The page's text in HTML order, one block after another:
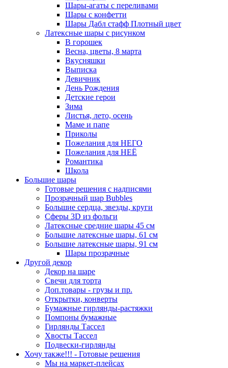
Шары-агаты с переливами
Шары с конфетти
Шары Дабл стафф Плотный цвет
Латексные шары с рисунком
В горошек
Весна, цветы, 8 марта
Вкусняшки
Выписка
Девичник
День Рождения
Детские герои
Зима
Листья, лето, осень
Маме и папе
Приколы
Пожелания для НЕГО
Пожелания для НЕЁ
Романтика
Школа
Большие шары
Готовые решения с надписями
Прозрачный шар Bubbles
Большие сердца, звезды, круги
Сферы 3D из фольги
Латексные средние шары 45 см
Большие латексные шары, 61 см
Большие латексные шары, 91 см
Шары прозрачные
Другой декор
Декор на шаре
Свечи для торта
Доп.товары - грузы и пр.
Открытки, конверты
Бумажные гирлянды-растяжки
Помпоны бумажные
Гирлянды Тассел
Хвосты Тассел
Подвески-гирлянды
Хочу также!!! - Готовые решения
Мы на маркет-плейсах